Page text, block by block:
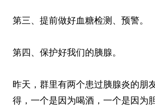
第三、提前做好血糖检测、预警。
第四、保护好我们的胰腺。
昨天，群里有两个患过胰腺炎的朋
得，一个是因为喝酒，一个是因为